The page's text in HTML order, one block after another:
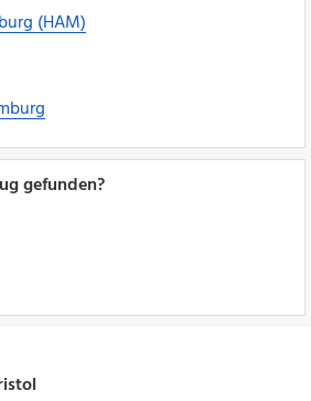
(HAM)
gefunden?